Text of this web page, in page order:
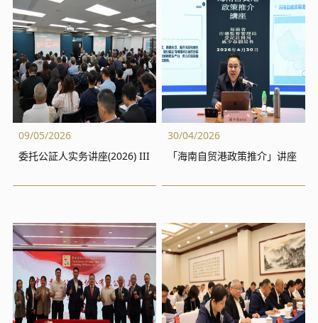
09/05/2026
委托公証人实务讲座(2026) III
30/04/2026
「海南自贸港政策推介」讲座